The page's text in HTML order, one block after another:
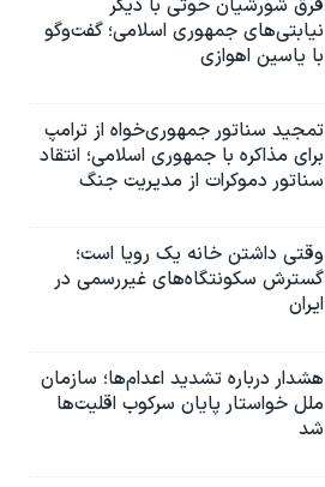
نیابتی‌های جمهوری اسلامی؛ گفت‌وگو
با یاسین اهوازی
تمجید سناتور جمهوری‌خواه از ترامپ
برای مذاکره با جمهوری اسلامی؛ انتقاد
سناتور دموکرات از مدیریت جنگ
وقتی داشتن خانه یک رویا است؛
گسترش سکونتگاه‌های غیررسمی در
ایران
هشدار درباره تشدید اعدام‌ها؛ سازمان
ملل خواستار پایان سرکوب اقلیت‌ها
شد